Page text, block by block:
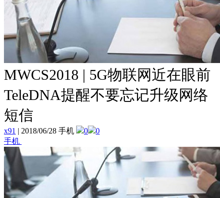
MWCS2018 | 5G物联网近在眼前
TeleDNA提醒不要忘记升级网络
短信
x91 | 2018/06/28 手机 0
0
手机